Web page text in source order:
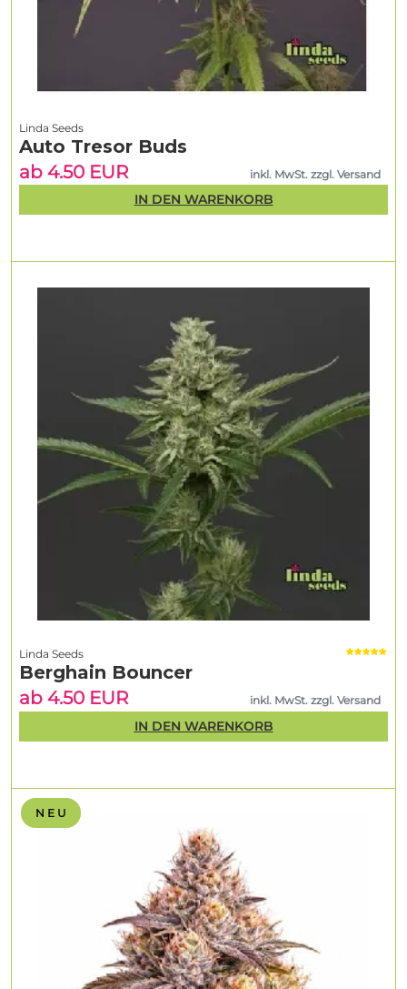
N E U
Linda Seeds
Berghain Bouncer
ab 4.50 EUR
inkl. MwSt. zzgl. Versand
IN DEN WARENKORB
Linda Seeds
Auto Tresor Buds
ab 4.50 EUR
inkl. MwSt. zzgl. Versand
IN DEN WARENKORB